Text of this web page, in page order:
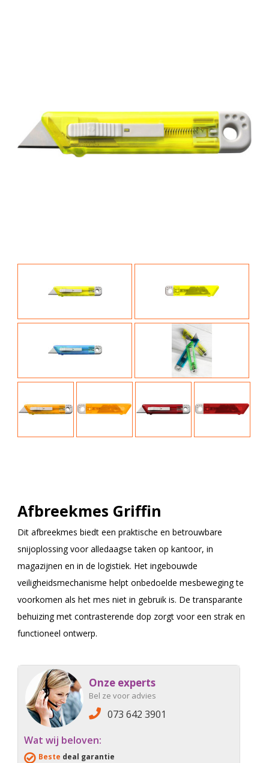
Afbreekmes Griffin
Dit afbreekmes biedt een praktische en betrouwbare
snijoplossing voor alledaagse taken op kantoor, in
magazijnen en in de logistiek. Het ingebouwde
veiligheidsmechanisme helpt onbedoelde mesbeweging te
voorkomen als het mes niet in gebruik is. De transparante
behuizing met contrasterende dop zorgt voor een strak en
functioneel ontwerp.
Onze experts
Bel ze voor advies
073 642 3901
Wat wij beloven:
Beste deal garantie